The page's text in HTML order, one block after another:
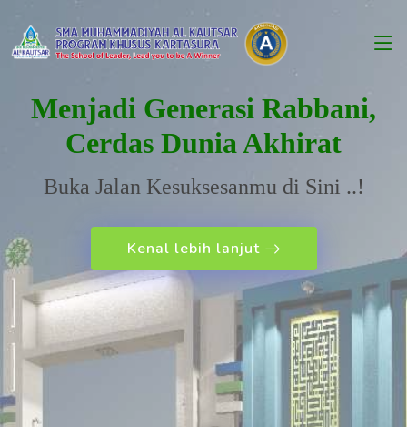
Menjadi Generasi Rabbani,
Cerdas Dunia Akhirat
Buka Jalan Kesuksesanmu di Sini ..!
Kenal lebih lanjut